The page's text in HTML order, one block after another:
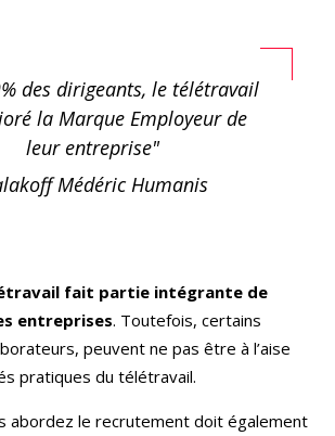
des dirigeants, le télétravail
la Marque Employeur de
leur entreprise"
Médéric Humanis
fait partie intégrante de
entreprises. Toutefois, certains
peuvent ne pas être à l’aise
pratiques du télétravail.
abordez le recrutement doit également